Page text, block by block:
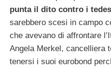
punta il dito contro i
sarebbero scesi in campo
che avevano di affrontare
Angela Merkel, cancelliera
tenersi i suoi eurobond